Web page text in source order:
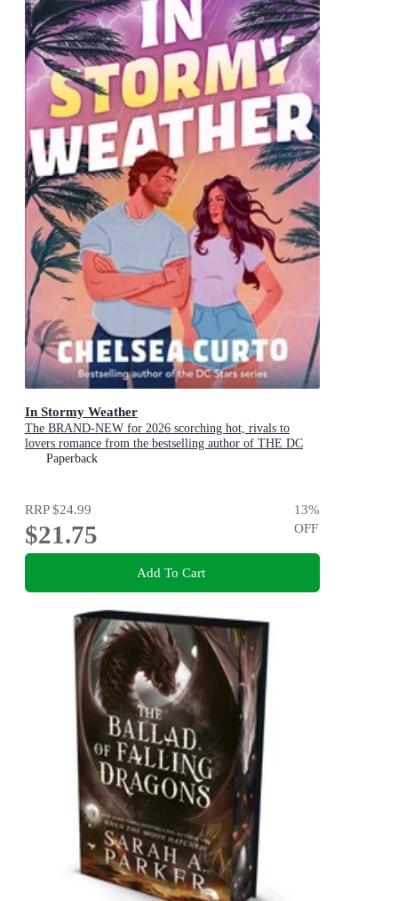
In Stormy Weather
The BRAND-NEW for 2026 scorching hot, rivals to
lovers romance from the bestselling author of THE DC
STARS series!
Paperback
RRP$24.99
$21.75
13%
OFF
Add To Cart